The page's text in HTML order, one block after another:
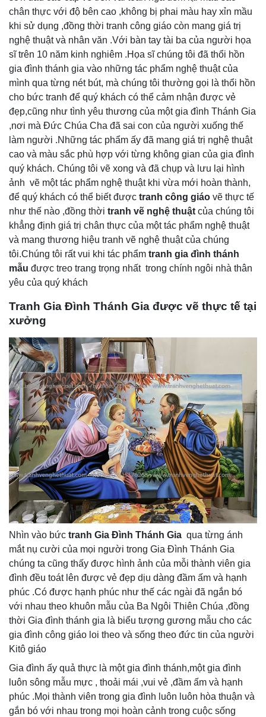
chân thực với độ bên cao ,không bị phai màu hay xỉn mầu
khi sử dụng ,đồng thời tranh công giáo còn mang giá trị
nghệ thuật và nhân văn .Với bàn tay tài ba của người họa
sĩ trên 10 năm kinh nghiêm .Họa sĩ chúng tôi đã thổi hồn
gia đình thánh gia vào những tác phẩm nghệ thuật của
mình qua từng nét bút, mà chúng tôi thường gọi là thổi hồn
cho bức tranh để quý khách có thể cảm nhận được vẻ
đẹp,cũng như tình yêu thương của một gia đình Thánh Gia
,nơi mà Đức Chúa Cha đã sai con của người xuống thế
làm người .Những tác phẩm ấy đã mang giá trị nghệ thuật
cao và màu sắc phù hợp với từng không gian của gia đình
quý khách. Chúng tôi vẽ xong và đã chụp và lưu lại hình
ảnh vẽ một tác phẩm nghệ thuật khi vừa mới hoàn thành,
để quý khách có thể biết được tranh công giáo vẽ thực tế
như thế nào ,đồng thời tranh vẽ nghệ thuật của chúng tôi
khẳng định giá trị chân thực của một tác phẩm nghệ thuật
và mang thương hiệu tranh vẽ nghệ thuật của chúng
tôi.Chúng tôi rất vui khi tác phẩm tranh gia đình thánh
mẫu được treo trang trọng nhất trong chính ngôi nhà thân
yêu của quý khách
Tranh Gia Đình Thánh Gia được vẽ thực tế tại
xưởng
Nhìn vào bức tranh Gia Đình Thánh Gia qua từng ánh
mắt nụ cười của mọi người trong Gia Đình Thánh Gia
chúng ta cũng thấy được hình ảnh của mỗi thành viên gia
đình đều toát lên được vẻ đẹp dịu dàng đầm ấm và hạnh
phúc .Có được hạnh phúc như thế các ngài đã ngắn bó
với nhau theo khuôn mẫu của Ba Ngôi Thiên Chúa ,đồng
thời Gia đình thánh gia là biểu tượng gương mẫu cho các
gia đình công giáo loi theo và sống theo đức tin của người
Kitô giáo
Gia đình ấy quả thực là một gia đình thánh,một gia đình
luôn sông mẫu mực , thoải mái ,vui vẻ ,đầm ấm và hạnh
phúc .Mọi thành viên trong gia đình luôn luôn hòa thuận và
gắn bó với nhau trong mọi hoàn cảnh trong cuộc sống